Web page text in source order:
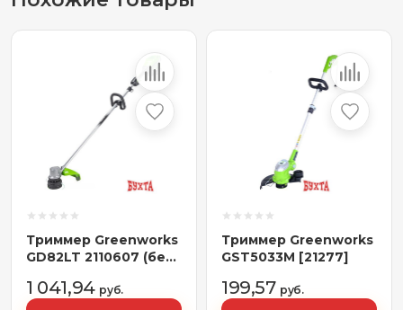
Триммер Greenworks
GD82LT 2110607 (без
1 041,94 руб.
Триммер Greenworks
GST5033M [21277]
199,57 руб.